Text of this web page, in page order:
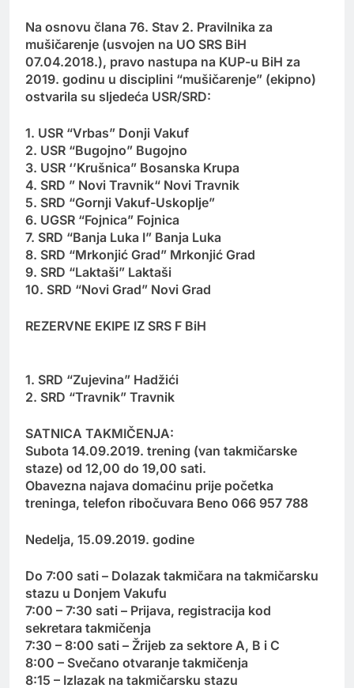
Na osnovu člana 76. Stav 2. Pravilnika za
mušičarenje (usvojen na UO SRS BiH
07.04.2018.), pravo nastupa na KUP-u BiH za
2019. godinu u disciplini “mušičarenje” (ekipno)
ostvarila su sljedeća USR/SRD:
1. USR “Vrbas” Donji Vakuf
2. USR “Bugojno” Bugojno
3. USR ‘’Krušnica” Bosanska Krupa
4. SRD ” Novi Travnik“ Novi Travnik
5. SRD “Gornji Vakuf-Uskoplje”
6. UGSR “Fojnica” Fojnica
7. SRD “Banja Luka I” Banja Luka
8. SRD “Mrkonjić Grad” Mrkonjić Grad
9. SRD “Laktaši” Laktaši
10. SRD “Novi Grad” Novi Grad
REZERVNE EKIPE IZ SRS F BiH
1. SRD “Zujevina” Hadžići
2. SRD “Travnik” Travnik
SATNICA TAKMIČENJA:
Subota 14.09.2019. trening (van takmičarske
staze) od 12,00 do 19,00 sati.
Obavezna najava domaćinu prije početka
treninga, telefon ribočuvara Beno 066 957 788
Nedelja, 15.09.2019. godine
Do 7:00 sati – Dolazak takmičara na takmičarsku
stazu u Donjem Vakufu
7:00 – 7:30 sati – Prijava, registracija kod
sekretara takmičenja
7:30 – 8:00 sati – Žrijeb za sektore A, B i C
8:00 – Svečano otvaranje takmičenja
8:15 – Izlazak na takmičarsku stazu